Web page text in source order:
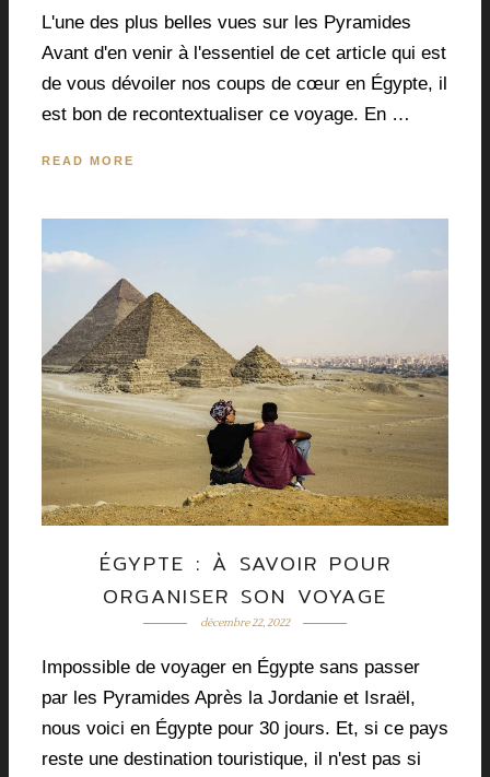
L'une des plus belles vues sur les Pyramides
Avant d'en venir à l'essentiel de cet article qui est
de vous dévoiler nos coups de cœur en Égypte, il
est bon de recontextualiser ce voyage. En …
READ MORE
ÉGYPTE : À SAVOIR POUR
ORGANISER SON VOYAGE
décembre 22, 2022
Impossible de voyager en Égypte sans passer
par les Pyramides Après la Jordanie et Israël,
nous voici en Égypte pour 30 jours. Et, si ce pays
reste une destination touristique, il n'est pas si